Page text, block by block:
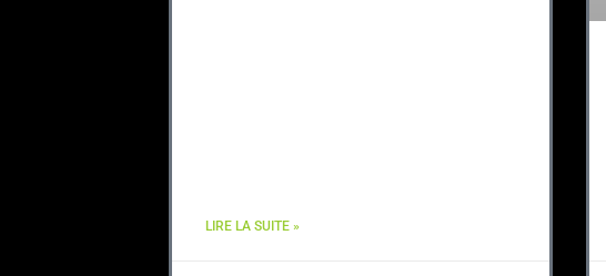
LIRE LA SUITE »